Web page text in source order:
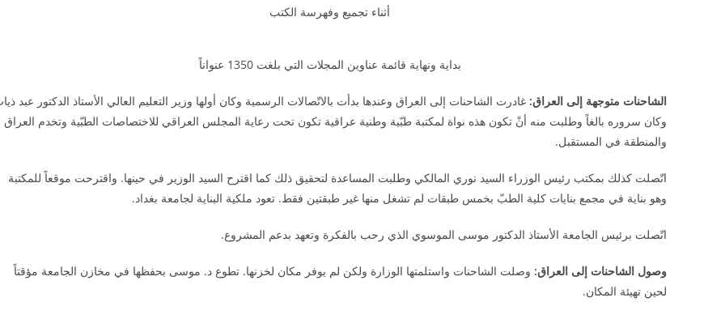
أثناء تجميع وفهرسة الكتب
بداية ونهاية قائمة عناوين المجلات التي بلغت 1350 عنواناً
الشاحنات متوجهة إلى العراق: غادرت الشاحنات إلى العراق وعندها بدأت بالاتّصالات الرسمية وكان أولها وزير التعليم العالي الأستاذ الدكتور عبد
وكان سروره بالغاً وطلبت منه أنْ تكون هذه نواة لمكتبة طبّية وطنية عراقية تكون تحت رعاية المجلس العراقي للاختصاصات الطبّية وتخدم العراق
والمنطقة في المستقبل.
اتّصلت كذلك بمكتب رئيس الوزراء السيد نوري المالكي وطلبت المساعدة لتحقيق ذلك كما اقترح السيد الوزير في حينها. واقترحت موقعاً للمكتبة
وهو بناية في مجمع بنايات كلية الطبّ بخمس طبقات لم تشغل منها غير طبقتين فقط. تعود ملكية البناية لجامعة بغداد.
اتّصلت برئيس الجامعة الأستاذ الدكتور موسى الموسوي الذي رحب بالفكرة وتعهد بدعم المشروع.
وصول الشاحنات إلى العراق: وصلت الشاحنات واستلمتها الوزارة ولكن لم يوفر مكان لخزنها. تطوع د. موسى بحفظها في مخازن الجامعة مؤقتاً
لحين تهيئة المكان.